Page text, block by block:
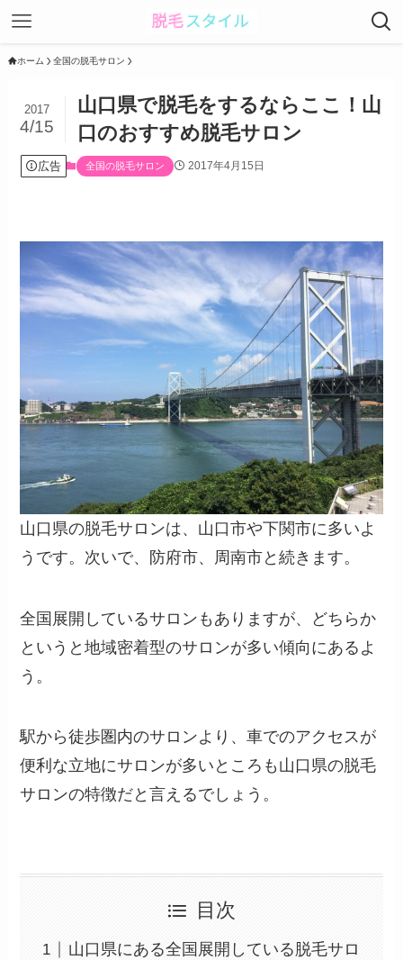
ホーム 全国の脱毛サロン
山口県で脱毛をするならここ！山
口のおすすめ脱毛サロン
2017
4/15
広告 全国の脱毛サロン 2017年4月15日
山口県の脱毛サロンは、山口市や下関市に多いよ
うです。次いで、防府市、周南市と続きます。
全国展開しているサロンもありますが、どちらか
というと地域密着型のサロンが多い傾向にあるよ
う。
駅から徒歩圏内のサロンより、車でのアクセスが
便利な立地にサロンが多いところも山口県の脱毛
サロンの特徴だと言えるでしょう。
目次
山口県にある全国展開している脱毛サロ